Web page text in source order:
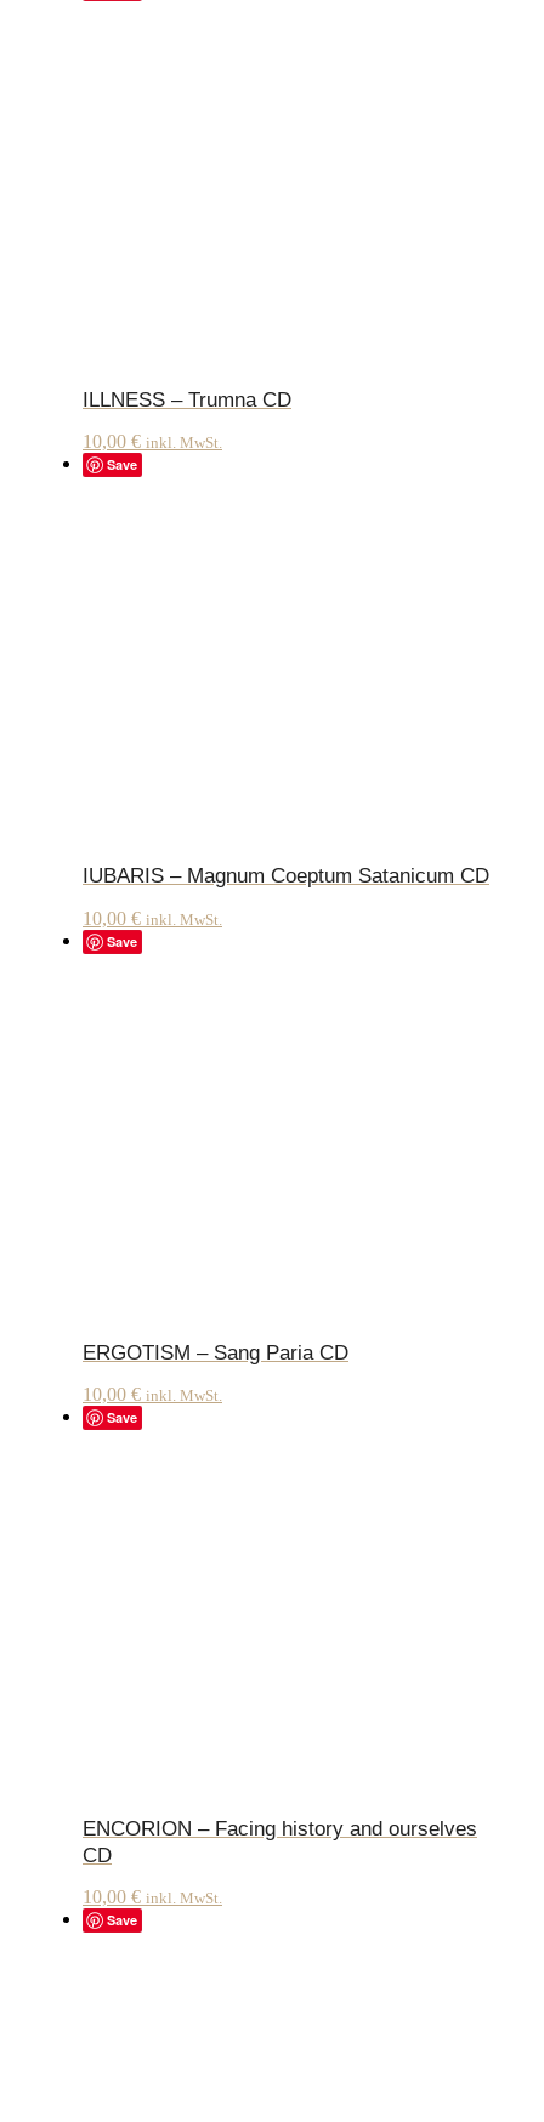
ILLNESS – Trumna CD
10,00 € inkl. MwSt.
Save
IUBARIS – Magnum Coeptum Satanicum CD
10,00 € inkl. MwSt.
Save
ERGOTISM – Sang Paria CD
10,00 € inkl. MwSt.
Save
ENCORION – Facing history and ourselves
CD
10,00 € inkl. MwSt.
Save